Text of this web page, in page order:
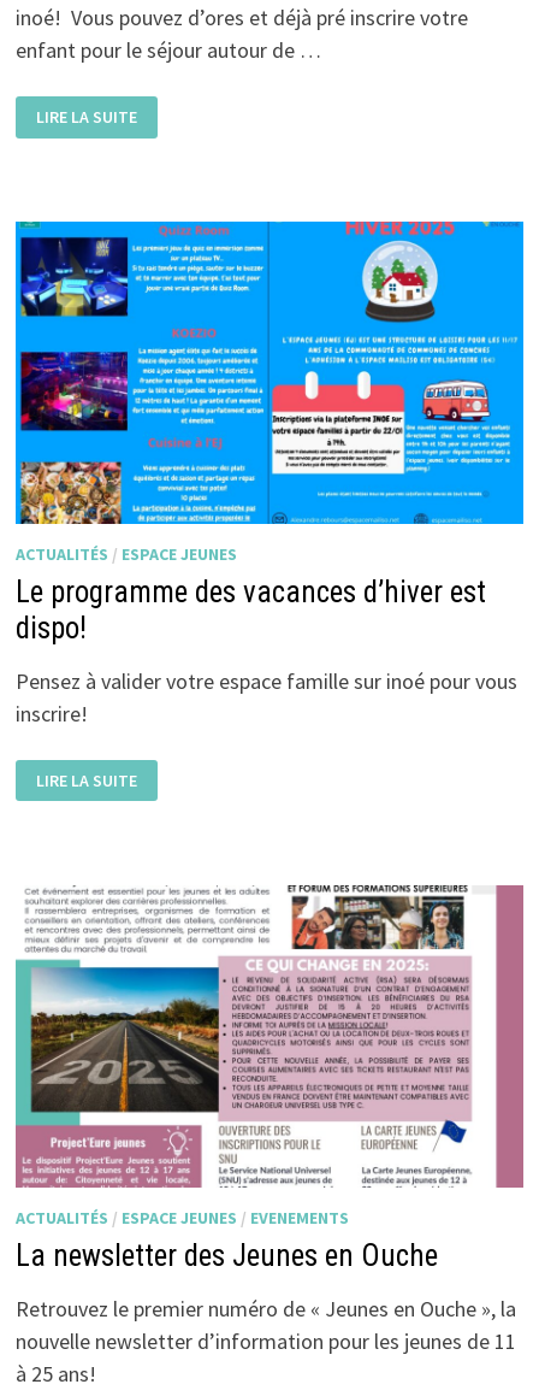
inoé! Vous pouvez d’ores et déjà pré inscrire votre
enfant pour le séjour autour de …
PLANNING
DES
DISPONIBLE! ESPACE
JEUNES
LIRE LA SUITE
ACTUALITÉS / ESPACE JEUNES
Le programme des vacances d’hiver est
dispo!
Pensez à valider votre espace famille sur inoé pour vous
inscrire!
PROGRAMME
DES
LIRE LA SUITE
ACTUALITÉS / ESPACE JEUNES / EVENEMENTS
La newsletter des Jeunes en Ouche
Retrouvez le premier numéro de « Jeunes en Ouche », la
nouvelle newsletter d’information pour les jeunes de 11
à 25 ans!